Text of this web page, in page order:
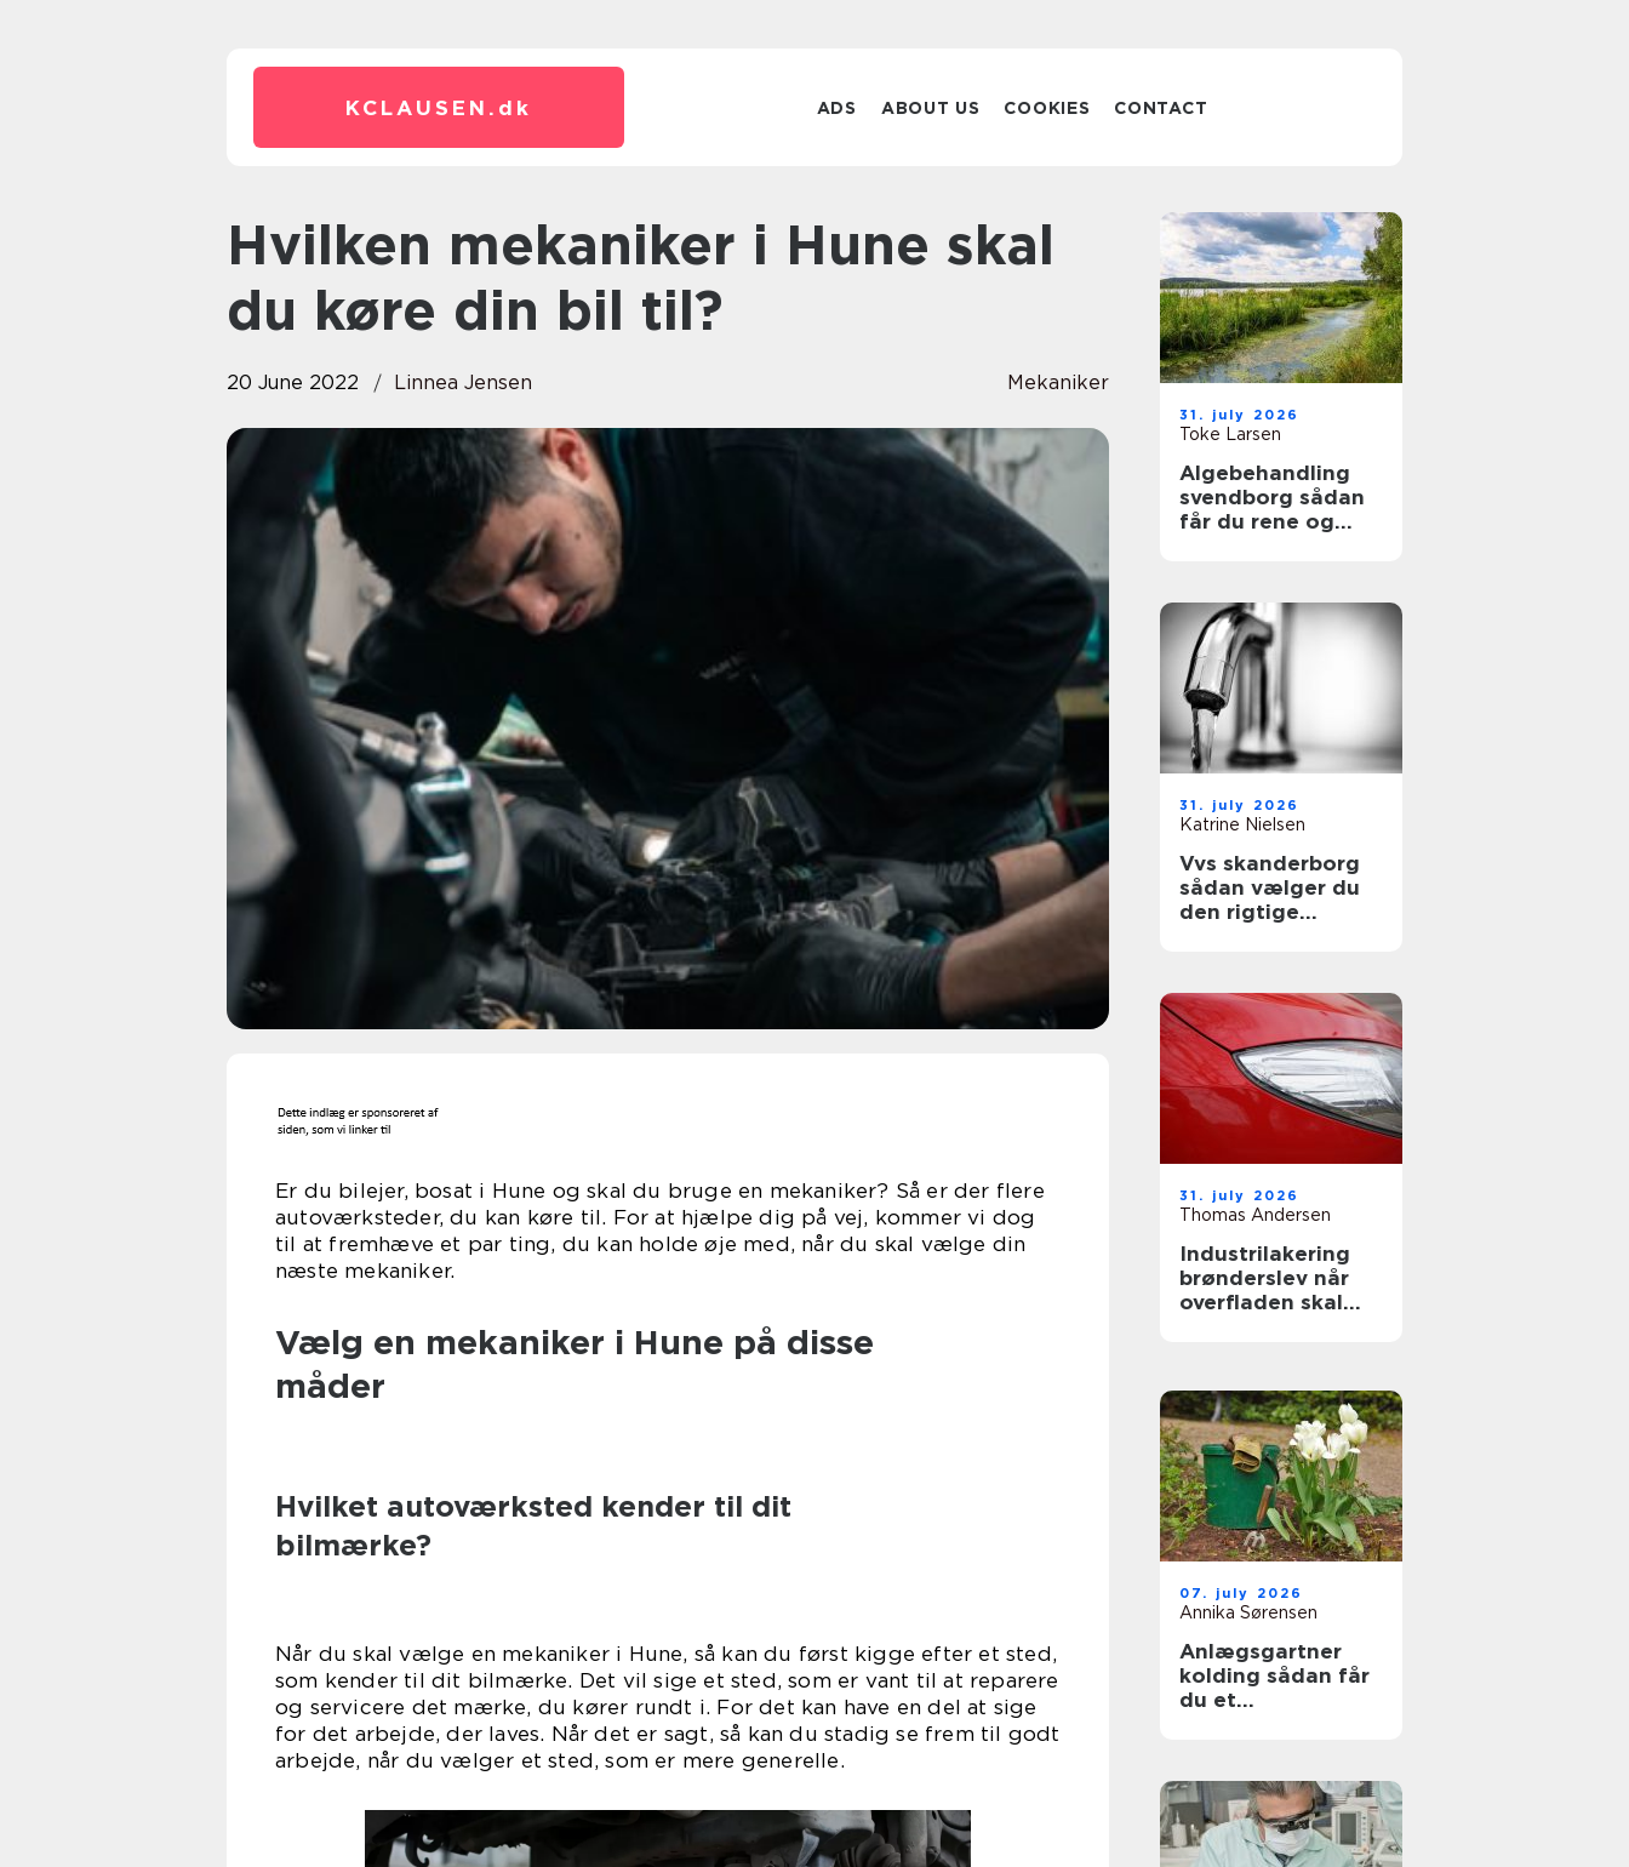
KCLAUSEN. dk ADS ABOUT US COOKIES CONTACT
Hvilken mekaniker i Hune skal
du køre din bil til?
20 June 2022 Linnea Jensen Mekaniker
Er du bilejer, bosat i Hune og skal du bruge en mekaniker? Så er der flere
autoværksteder, du kan køre til. For at hjælpe dig på vej, kommer vi dog
til at fremhæve et par ting, du kan holde øje med, når du skal vælge din
næste mekaniker.
Vælg en mekaniker i Hune på disse
måder
Hvilket autoværksted kender til dit
bilmærke?
Når du skal vælge en mekaniker i Hune, så kan du først kigge efter et sted,
som kender til dit bilmærke. Det vil sige et sted, som er vant til at reparere
og servicere det mærke, du kører rundt i. For det kan have en del at sige
for det arbejde, der laves. Når det er sagt, så kan du stadig se frem til godt
arbejde, når du vælger et sted, som er mere generelle.
31. july 2026
Toke Larsen
Algebehandling
svendborg sådan
får du rene og
31. july 2026
Katrine Nielsen
Vvs skanderborg
sådan vælger du
den rigtige
31. july 2026
Thomas Andersen
Industrilakering
brønderslev når
overfladen skal
07. july 2026
Annika Sørensen
Anlægsgartner
kolding sådan får
du et